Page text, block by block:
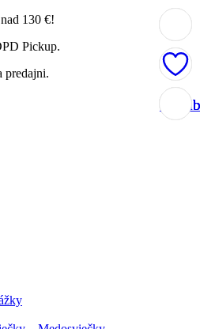
130 €!
Pickup.
predajni.